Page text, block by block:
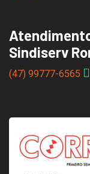
Sindiserv
(47) 99777-6565